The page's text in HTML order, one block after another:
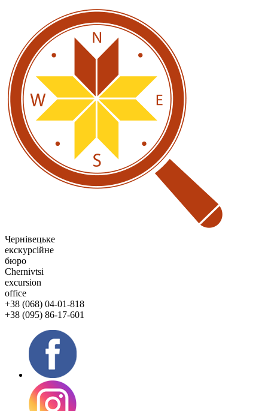
Чернівецьке
екскурсійне
бюро
Chernivtsi
excursion
office
+38 (068) 04-01-818
+38 (095) 86-17-601